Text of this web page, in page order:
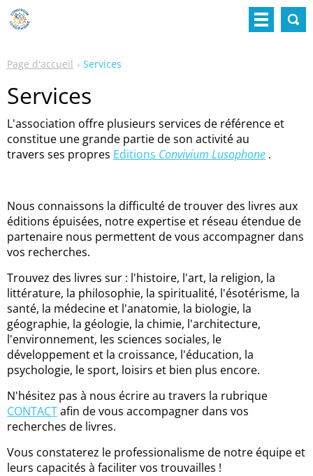
Page d'accueil Services
Services
L'association offre plusieurs services de référence et
constitue une grande partie de son activité au
travers ses propres Editions Convivium Lusophone .
Nous connaissons la difficulté de trouver des livres aux
éditions épuisées, notre expertise et réseau étendue de
partenaire nous permettent de vous accompagner dans
vos recherches.
Trouvez des livres sur : l'histoire, l'art, la religion, la
littérature, la philosophie, la spiritualité, l'ésotérisme, la
santé, la médecine et l'anatomie, la biologie, la
géographie, la géologie, la chimie, l'architecture,
l'environnement, les sciences sociales, le
développement et la croissance, l'éducation, la
psychologie, le sport, loisirs et bien plus encore.
N'hésitez pas à nous écrire au travers la rubrique
CONTACTafin de vous accompagner dans vos
recherches de livres.
Vous constaterez le professionalisme de notre équipe et
leurs capacités à faciliter vos trouvailles !